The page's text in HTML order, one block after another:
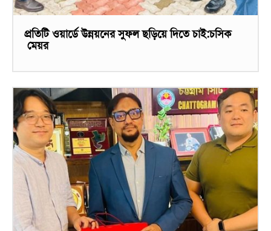
প্রতিটি ওয়ার্ডে উন্নয়নের সুফল ছড়িয়ে দিতে চাই:চসিক
মেয়র